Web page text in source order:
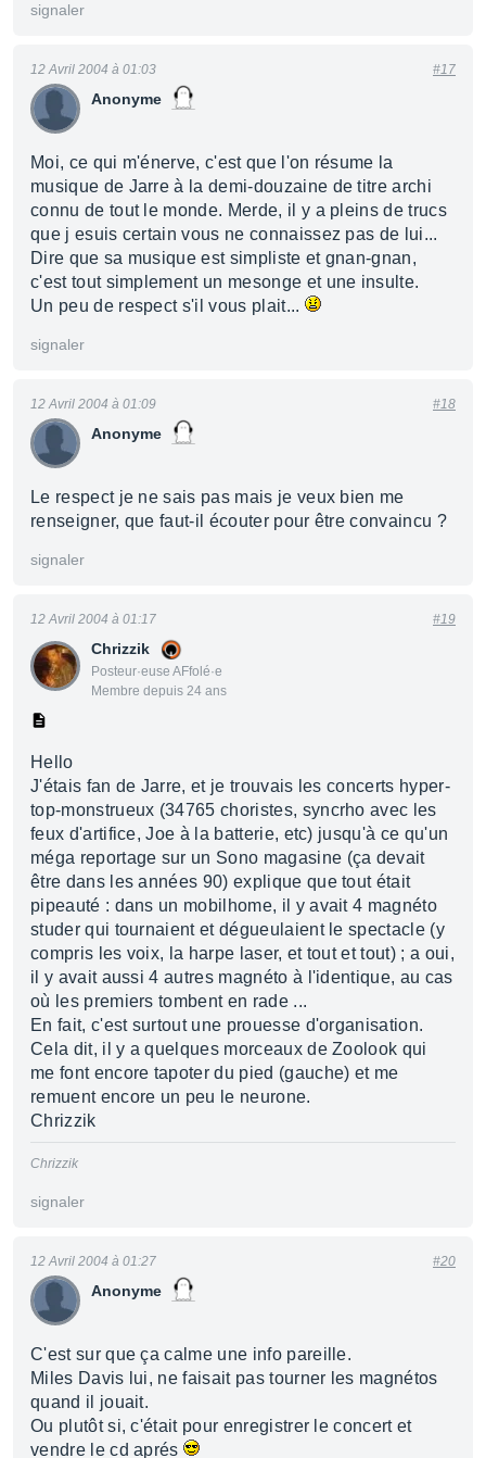
signaler
Anonyme
12 Avril 2004 à 01:03 #17
Moi, ce qui m'énerve, c'est que l'on résume la
musique de Jarre à la demi-douzaine de titre archi
connu de tout le monde. Merde, il y a pleins de trucs
que j esuis certain vous ne connaissez pas de lui...
Dire que sa musique est simpliste et gnan-gnan,
c'est tout simplement un mesonge et une insulte.
Un peu de respect s'il vous plait...
signaler
Anonyme
12 Avril 2004 à 01:09 #18
Le respect je ne sais pas mais je veux bien me
renseigner, que faut-il écouter pour être convaincu ?
signaler
Chrizzik
Posteur·euse AFfolé·e
Membre depuis 24 ans
12 Avril 2004 à 01:17 #19
Hello
J'étais fan de Jarre, et je trouvais les concerts hyper-
top-monstrueux (34765 choristes, syncrho avec les
feux d'artifice, Joe à la batterie, etc) jusqu'à ce qu'un
méga reportage sur un Sono magasine (ça devait
être dans les années 90) explique que tout était
pipeauté : dans un mobilhome, il y avait 4 magnéto
studer qui tournaient et dégueulaient le spectacle (y
compris les voix, la harpe laser, et tout et tout) ; a oui,
il y avait aussi 4 autres magnéto à l'identique, au cas
où les premiers tombent en rade ...
En fait, c'est surtout une prouesse d'organisation.
Cela dit, il y a quelques morceaux de Zoolook qui
me font encore tapoter du pied (gauche) et me
remuent encore un peu le neurone.
Chrizzik
Chrizzik
signaler
Anonyme
12 Avril 2004 à 01:27 #20
C'est sur que ça calme une info pareille.
Miles Davis lui, ne faisait pas tourner les magnétos
quand il jouait.
Ou plutôt si, c'était pour enregistrer le concert et
vendre le cd aprés